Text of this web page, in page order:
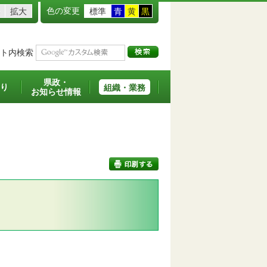
拡大 色の変更 標準 青 黄 黒
内検索
県政・
お知らせ情報
組織・業務